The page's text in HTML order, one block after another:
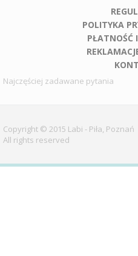
POLITYKA
PŁATNOŚĆ
Najczęściej zadawane pytania
Copyright © 2015 Labi - Piła, Poznań
All rights reserved